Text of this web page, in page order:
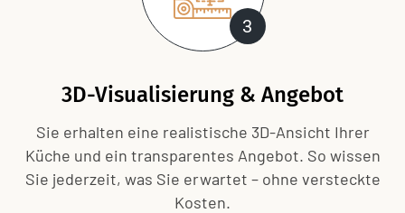
3
3D-Visualisierung & Angebot
Sie erhalten eine realistische 3D-Ansicht Ihrer
Küche und ein transparentes Angebot. So wissen
Sie jederzeit, was Sie erwartet – ohne versteckte
Kosten.